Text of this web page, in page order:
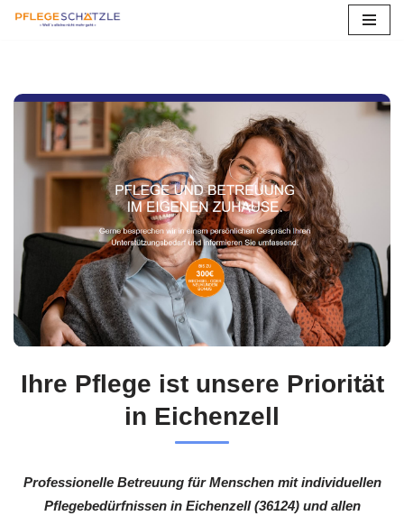
springen
Ihre Pflege ist unsere Priorität
in Eichenzell
Professionelle Betreuung für Menschen mit individuellen
Pflegebedürfnissen in Eichenzell (36124) und allen